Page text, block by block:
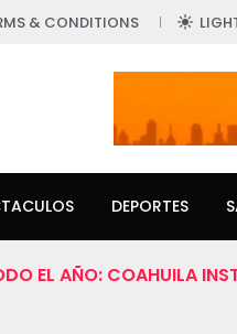
& CONDITIONS
DEPORTES
EL AÑO: COAHUILA